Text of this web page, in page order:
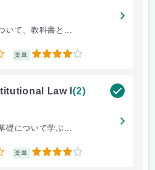
いて、教科書と...
楽単 4
Law I(2)
礎について学ぶ...
楽単 4